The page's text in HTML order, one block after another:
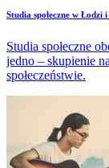
Studia społeczne w Łodzi
Studia społeczne
jedno – skupienie
społeczeństwie.